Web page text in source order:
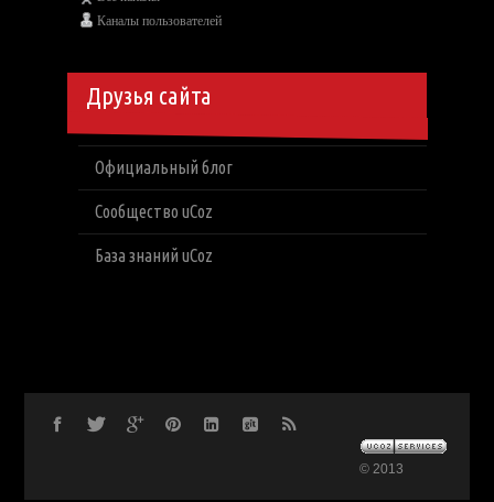
Каналы пользователей
Друзья сайта
Официальный блог
Сообщество uCoz
База знаний uCoz
© 2013